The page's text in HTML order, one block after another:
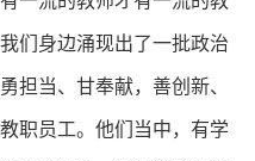
们身边涌现出了一批政治
担当、甘奉献，善创新、
职员工。他们当中，有学